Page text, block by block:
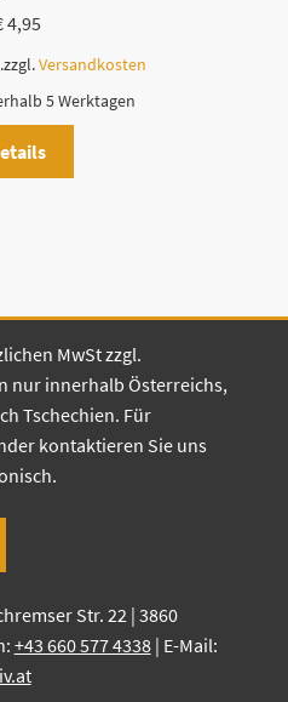
4,95
zzgl.Versandkosten
5 Werktagen
MwSt zzgl.
nur innerhalb Österreichs,
Tschechien. Für
kontaktieren Sie uns
Str. 22 | 3860
+43 660 577 4338| E-Mail: